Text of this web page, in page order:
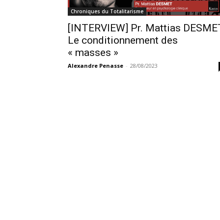
Chroniques du Totalitarisme
[INTERVIEW] Pr. Mattias
Le conditionnement des
« masses »
Alexandre Penasse - 28/08/2023